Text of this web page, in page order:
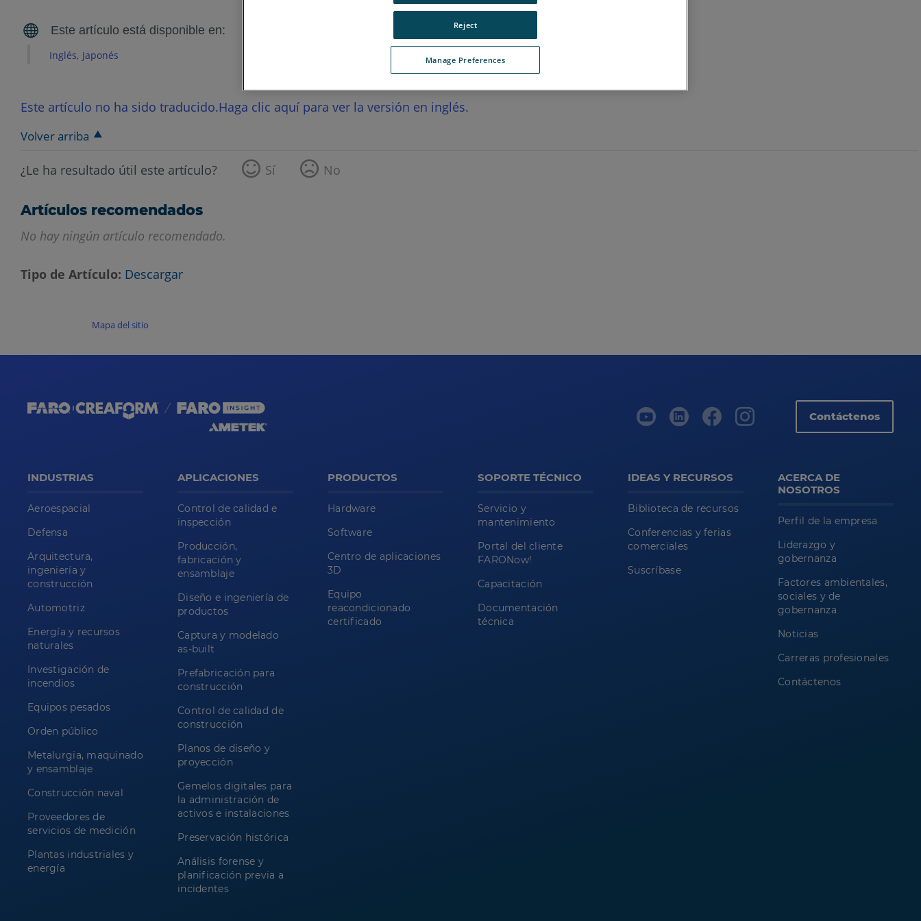
Inglés Japonés
Este artículo no ha sido traducido.Haga clic aquí para ver la versión en inglés.
Volver arriba
¿Le ha resultado útil este artículo? Sí No
Artículos recomendados
No hay ningún artículo recomendado.
Tipo de Artículo Descargar
Mapa del sitio
Contáctenos
INDUSTRIAS
Aeroespacial
Defensa
Arquitectura,
ingeniería y
construcción
Automotriz
Energía y recursos
naturales
Investigación de
incendios
Equipos pesados
Orden público
Metalurgia, maquinado
y ensamblaje
Construcción naval
Proveedores de
servicios de medición
Plantas industriales y
energía
APLICACIONES
Control de calidad e
inspección
Producción,
fabricación y
ensamblaje
Diseño e ingeniería de
productos
Captura y modelado
as-built
Prefabricación para
construcción
Control de calidad de
construcción
Planos de diseño y
proyección
Gemelos digitales para
la administración de
activos e instalaciones
Preservación histórica
Análisis forense y
planificación previa a
incidentes
PRODUCTOS
Hardware
Software
Centro de aplicaciones
3D
Equipo
reacondicionado
certificado
SOPORTE TÉCNICO
Servicio y
mantenimiento
Portal del cliente
FARONow!
Capacitación
Documentación
técnica
IDEAS Y RECURSOS
Biblioteca de recursos
Conferencias y ferias
comerciales
Suscríbase
ACERCA DE
NOSOTROS
Perfil de la empresa
Liderazgo y
gobernanza
Factores ambientales,
sociales y de
gobernanza
Noticias
Carreras profesionales
Contáctenos
Manage Preferences
Reject